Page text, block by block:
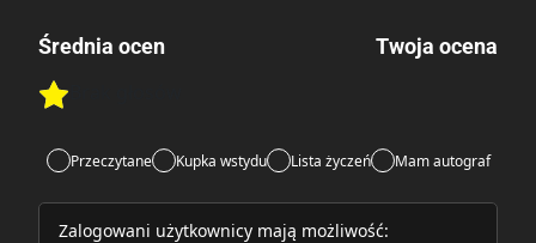
Średnia ocen
Rate this item:
Twoja ocena
Przeczytane Kupka wstydu Lista życzeń Mam autograf
Zalogowani użytkownicy mają możliwość: